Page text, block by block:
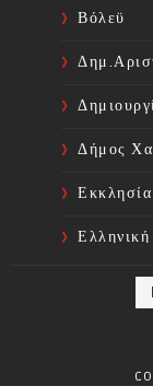
Βόλεϋ
Δήμος
Εκκλησία